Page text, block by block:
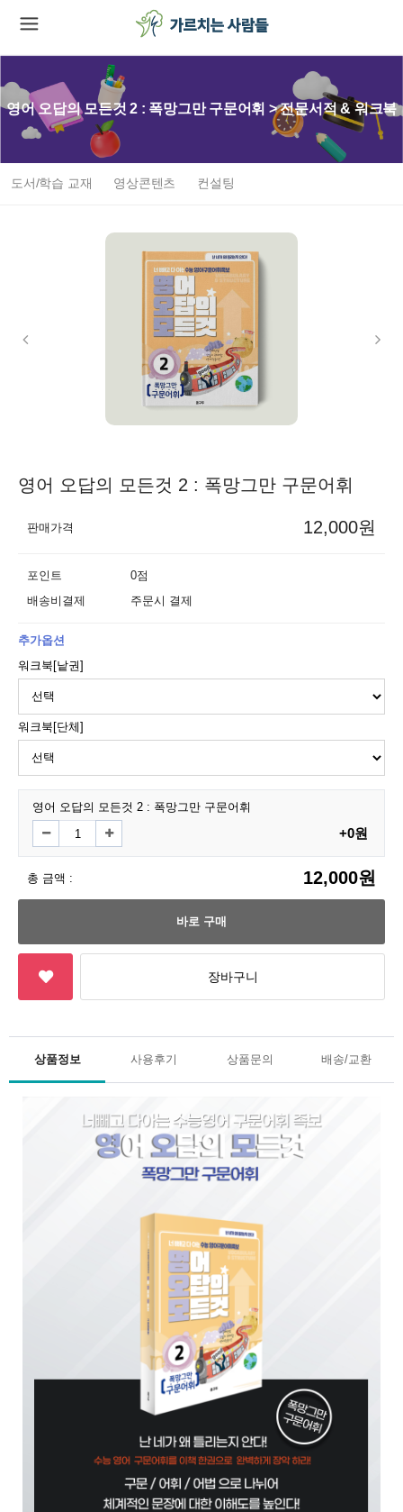
영어 오답의 모든것 2 : 폭망그만 구문어휘 > 전문서적 & 워크북
도서/학습 교재 영상콘텐츠 컨설팅
영어 오답의 모든것 2 : 폭망그만 구문어휘
판매가격 12,000원
포인트
0점
배송비결제
주문시 결제
추가옵션
워크북[낱권]
워크북[단체]
영어 오답의 모든것 2 : 폭망그만 구문어휘
+0원
총 금액 : 12,000원
상품정보 사용후기 상품문의 배송/교환